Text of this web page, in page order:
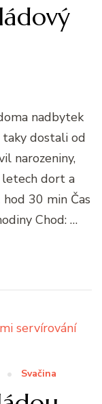
nadbytek
taky dostali od
narozeniny,
dort a
30 min Čas
Chod: …
Svačina